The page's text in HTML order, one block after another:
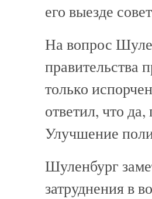
его выезде
На вопрос
правительства
только
ответил, что
Улучшение
Шуленбург
затруднения в